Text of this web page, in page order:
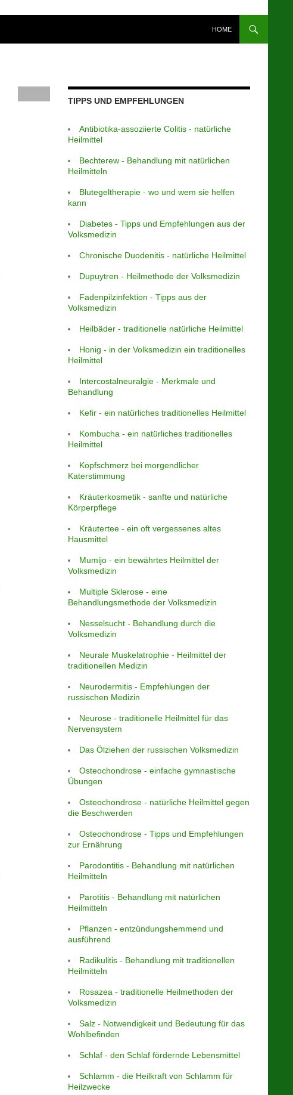
HOME
TIPPS UND EMPFEHLUNGEN
Antibiotika-assoziierte Colitis - natürliche
Heilmittel
Bechterew - Behandlung mit natürlichen
Heilmitteln
Blutegeltherapie - wo und wem sie helfen
kann
Diabetes - Tipps und Empfehlungen aus der
Volksmedizin
Chronische Duodenitis - natürliche Heilmittel
Dupuytren - Heilmethode der Volksmedizin
Fadenpilzinfektion - Tipps aus der
Volksmedizin
Heilbäder - traditionelle natürliche Heilmittel
Honig - in der Volksmedizin ein traditionelles
Heilmittel
Intercostalneuralgie - Merkmale und
Behandlung
Kefir - ein natürliches traditionelles Heilmittel
Kombucha - ein natürliches traditionelles
Heilmittel
Kopfschmerz bei morgendlicher
Katerstimmung
Kräuterkosmetik - sanfte und natürliche
Körperpflege
Kräutertee - ein oft vergessenes altes
Hausmittel
Mumijo - ein bewährtes Heilmittel der
Volksmedizin
Multiple Sklerose - eine
Behandlungsmethode der Volksmedizin
Nesselsucht - Behandlung durch die
Volksmedizin
Neurale Muskelatrophie - Heilmittel der
traditionellen Medizin
Neurodermitis - Empfehlungen der
russischen Medizin
Neurose - traditionelle Heilmittel für das
Nervensystem
Das Ölziehen der russischen Volksmedizin
Osteochondrose - einfache gymnastische
Übungen
Osteochondrose - natürliche Heilmittel gegen
die Beschwerden
Osteochondrose - Tipps und Empfehlungen
zur Ernährung
Parodontitis - Behandlung mit natürlichen
Heilmitteln
Parotitis - Behandlung mit natürlichen
Heilmitteln
Pflanzen - entzündungshemmend und
ausführend
Radikulitis - Behandlung mit traditionellen
Heilmitteln
Rosazea - traditionelle Heilmethoden der
Volksmedizin
Salz - Notwendigkeit und Bedeutung für das
Wohlbefinden
Schlaf - den Schlaf fördernde Lebensmittel
Schlamm - die Heilkraft von Schlamm für
Heilzwecke